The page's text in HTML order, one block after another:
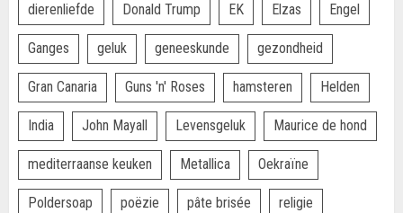
dierenliefde Donald Trump EK Elzas Engel
Ganges geluk geneeskunde gezondheid
Gran Canaria Guns 'n' Roses hamsteren Helden
India John Mayall Levensgeluk Maurice de hond
mediterraanse keuken Metallica Oekraïne
Poldersoap poëzie pâte brisée religie